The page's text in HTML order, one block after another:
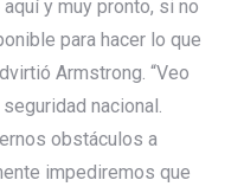
y muy pronto, si no
para hacer lo que
Armstrong. “Veo
nacional.
obstáculos a
impediremos que